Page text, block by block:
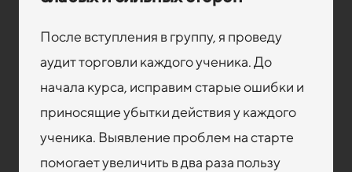
После вступления в группу, я проведу
аудит торговли каждого ученика. До
начала курса, исправим старые ошибки и
приносящие убытки действия у каждого
ученика. Выявление проблем на старте
помогает увеличить в два раза пользу